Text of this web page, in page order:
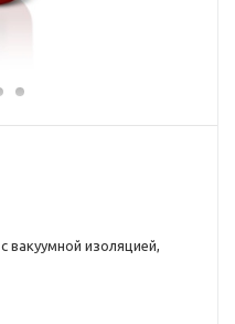
вакуумной изоляцией,